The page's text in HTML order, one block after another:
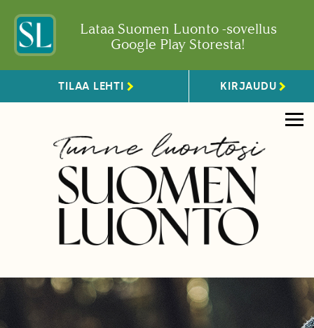
Lataa Suomen Luonto -sovellus
Google Play Storesta!
TILAA LEHTI KIRJAUDU